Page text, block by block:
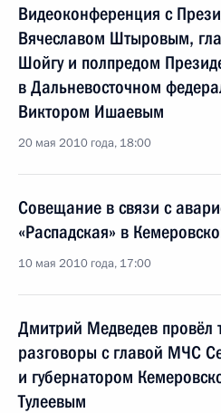
Видеоконференция с
Вячеславом Штыровым,
Шойгу и полпредом
в Дальневосточном
Виктором Ишаевым
20 мая 2010 года, 18:00
Совещание в связи с
«Распадская» в
10 мая 2010 года, 17:00
Дмитрий Медведев провёл
разговоры с главой МЧС
и губернатором
Тулеевым